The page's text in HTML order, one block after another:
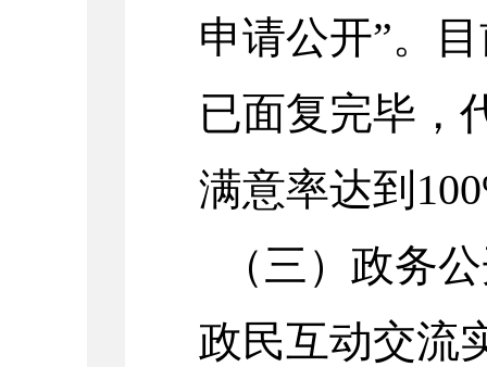
申请公开”。
已面复完毕，
满意率达到
（三）政务
政民互动交流